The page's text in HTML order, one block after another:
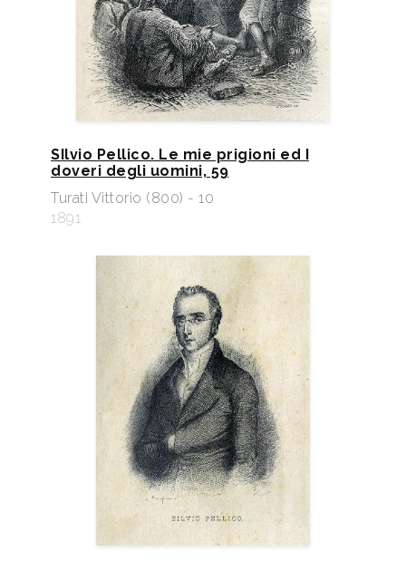
SIlvio Pellico. Le mie prigioni ed I
doveri degli uomini, 59
Turati Vittorio (800) - 10
1891